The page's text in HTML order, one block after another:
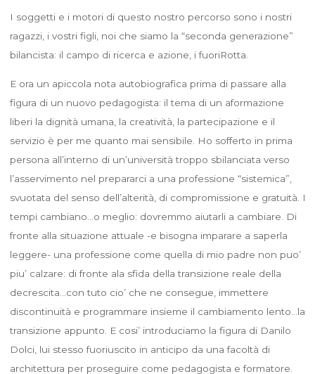
I soggetti e i motori di questo nostro percorso sono i nostri
ragazzi, i vostri figli, noi che siamo la “seconda generazione”
bilancista: il campo di ricerca e azione, i fuoriRotta.
E ora un apiccola nota autobiografica prima di passare alla
figura di un nuovo pedagogista: il tema di un aformazione
liberi la dignità umana, la creatività, la partecipazione e il
servizio è per me quanto mai sensibile. Ho sofferto in prima
persona all’interno di un’università troppo sbilanciata verso
l’asservimento nel prepararci a una professione “sistemica”,
svuotata del senso dell’alterità, di compromissione e gratuità. I
tempi cambiano…o meglio: dovremmo aiutarli a cambiare. Di
fronte alla situazione attuale -e bisogna imparare a saperla
leggere- una professione come quella di mio padre non puo’
piu’ calzare: di fronte ala sfida della transizione reale della
decrescita…con tuto cio’ che ne consegue, immettere
discontinuità e programmare insieme il cambiamento lento…la
transizione appunto. E cosi’ introduciamo la figura di Danilo
Dolci, lui stesso fuoriuscito in anticipo da una facoltà di
architettura per proseguire come pedagogista e formatore.